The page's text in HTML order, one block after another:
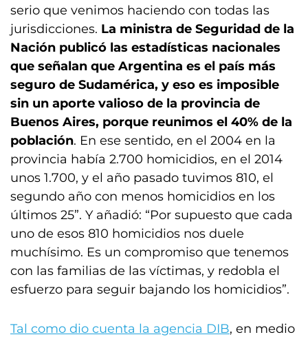
serio que venimos haciendo con todas las
jurisdicciones. La ministra de Seguridad de la
Nación publicó las estadísticas nacionales
que señalan que Argentina es el país más
seguro de Sudamérica, y eso es imposible
sin un aporte valioso de la provincia de
Buenos Aires, porque reunimos el 40% de la
población. En ese sentido, en el 2004 en la
provincia había 2.700 homicidios, en el 2014
unos 1.700, y el año pasado tuvimos 810, el
segundo año con menos homicidios en los
últimos 25”. Y añadió: “Por supuesto que cada
uno de esos 810 homicidios nos duele
muchísimo. Es un compromiso que tenemos
con las familias de las víctimas, y redobla el
esfuerzo para seguir bajando los homicidios”.
Tal como dio cuenta la agencia DIB, en medio